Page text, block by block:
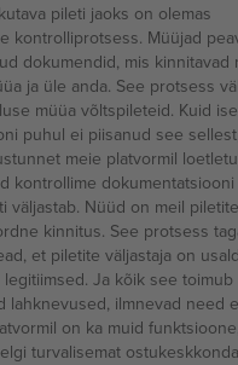
pileti jaoks on olemas
kontrolliprotsess. Müüjad
dokumendid, mis kinnitavad
ja üle anda. See protsess
müüa võltspileteid. Kuid
puhul ei piisanud see
meie platvormil
kontrollime dokumentatsiooni
väljastab. Nüüd on meil
kinnitus. See protsess
et piletite väljastaja on
Ja kõik see toimub
lahknevused, ilmnevad need
on ka muid
turvalisemat